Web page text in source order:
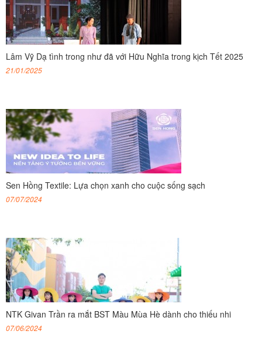
Lâm Vỹ Dạ tình trong như đã với Hữu Nghĩa trong kịch Tết 2025
21/01/2025
Sen Hồng Textile: Lựa chọn xanh cho cuộc sống sạch
07/07/2024
NTK Givan Trần ra mắt BST Màu Mùa Hè dành cho thiếu nhi
07/06/2024